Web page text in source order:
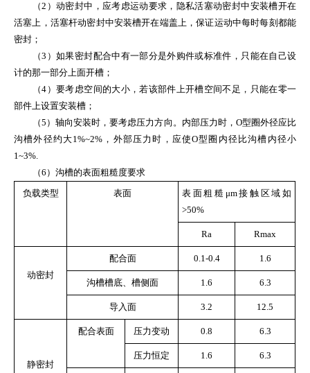
（2 ）动密封中，应考虑运动要求，隐私活塞动密封中安装槽开在
活塞上，活塞杆动密封中安装槽开在端盖上，保证运动中每时每刻都能
密封；
（3 ）如果密封配合中有一部分是外购件或标准件，只能在自己设
计的那一部分上面开槽；
（4 ）要考虑空间的大小，若该部件上开槽空间不足，只能在零一
部件上设置安装槽；
（5 ）轴向安装时，要考虑压力方向。内部压力时， O型圈外径应比
沟槽外径约大1%~2% ，外部压力时，应使O型圈内径比沟槽内径小
1~3%.
（6 ）沟槽的表面粗糙度要求
负载类型
表面 表面粗糙 μm接触区域如
>50%
Ra Rmax
动密封
配合面 0.1-0.4 1.6
沟槽槽底、槽侧面 1.6 6.3
导入面 3.2 12.5
静密封
配合表面 压力变动 0.8 6.3
压力恒定 1.6 6.3